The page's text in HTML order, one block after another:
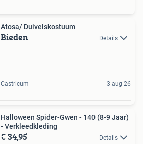
Atosa/ Duivelskostuum
Bieden Details
Castricum 3 aug 26
Halloween Spider-Gwen - 140 (8-9 Jaar)
- Verkleedkleding
€ 34,95 Details